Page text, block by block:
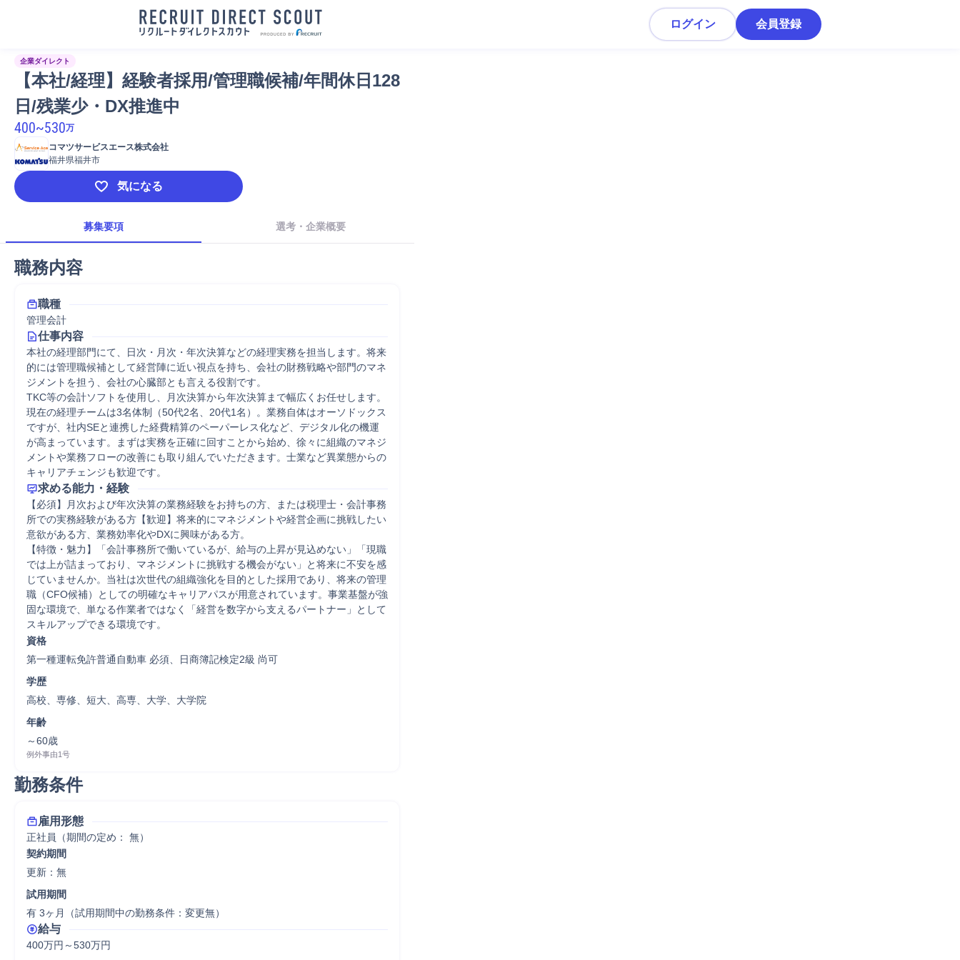
ログイン 会員登録
企業ダイレクト
【本社/経理】経験者採用/管理職候補/年間休日128
日/残業少・DX推進中
400~530万
コマツサービスエース株式会社
福井県福井市
気になる
募集要項 選考・企業概要
職務内容
職種
管理会計
仕事内容
本社の経理部門にて、日次・月次・年次決算などの経理実務を担当します。将来
的には管理職候補として経営陣に近い視点を持ち、会社の財務戦略や部門のマネ
ジメントを担う、会社の心臓部とも言える役割です。
TKC等の会計ソフトを使用し、月次決算から年次決算まで幅広くお任せします。
現在の経理チームは3名体制（50代2名、20代1名）。業務自体はオーソドックス
ですが、社内SEと連携した経費精算のペーパーレス化など、デジタル化の機運
が高まっています。まずは実務を正確に回すことから始め、徐々に組織のマネジ
メントや業務フローの改善にも取り組んでいただきます。士業など異業態からの
キャリアチェンジも歓迎です。
求める能力・経験
【必須】月次および年次決算の業務経験をお持ちの方、または税理士・会計事務
所での実務経験がある方【歓迎】将来的にマネジメントや経営企画に挑戦したい
意欲がある方、業務効率化やDXに興味がある方。
【特徴・魅力】「会計事務所で働いているが、給与の上昇が見込めない」「現職
では上が詰まっており、マネジメントに挑戦する機会がない」と将来に不安を感
じていませんか。当社は次世代の組織強化を目的とした採用であり、将来の管理
職（CFO候補）としての明確なキャリアパスが用意されています。事業基盤が強
固な環境で、単なる作業者ではなく「経営を数字から支えるパートナー」として
スキルアップできる環境です。
資格
第一種運転免許普通自動車 必須、日商簿記検定2級 尚可
学歴
高校、専修、短大、高専、大学、大学院
年齢
～60歳
例外事由1号
勤務条件
雇用形態
正社員（期間の定め： 無）
契約期間
更新：無
試用期間
有 3ヶ月（試用期間中の勤務条件：変更無）
給与
400万円～530万円